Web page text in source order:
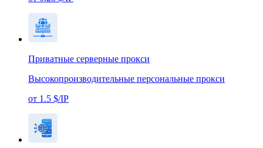
Приватные серверные прокси
Высокопроизводительные персональные прокси
от 1.5 $/IP